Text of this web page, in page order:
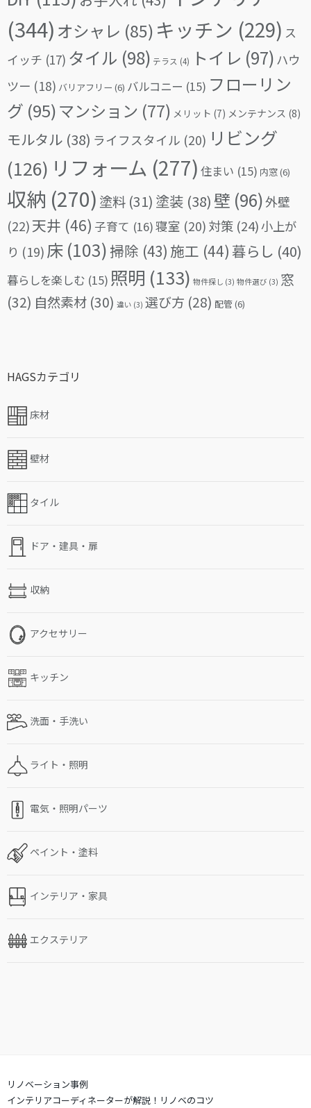
(344) オシャレ (85) キッチン (229) ス
イッチ (17) タイル (98) テラス (4) トイレ (97) ハウ
ツー (18) バリアフリー (6) バルコニー (15) フローリン
グ (95)マンション (77) メリット (7) メンテナンス (8)
モルタル (38) ライフスタイル (20) リビング
(126) リフォーム (277) 住まい (15) 内窓(6)
収納 (270) 塗料 (31) 塗装 (38) 壁 (96)外壁
(22)天井 (46) 子育て (16)寝室 (20) 対策 (24)小上が
り (19) 床 (103)掃除 (43) 施工 (44) 暮らし (40)
暮らしを楽しむ (15) 照明 (133) 物件探し (3) 物件選び (3) 窓
(32) 自然素材 (30) 違い (3) 選び方 (28) 配管(6)
HAGSカテゴリ
床材
壁材
タイル
ドア・建具・扉
収納
アクセサリー
キッチン
洗面・手洗い
ライト・照明
電気・照明パーツ
ペイント・塗料
インテリア・家具
エクステリア
リノベーション事例
インテリアコーディネーターが解説！リノベのコツ